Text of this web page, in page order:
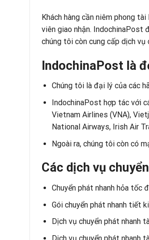
Khách hàng cần niêm phong
viên giao nhận. IndochinaPost
chúng tôi còn cung cấp dịch vụ
IndochinaPost là
Chúng tôi là đại lý của các
IndochinaPost hợp tác với
Vietnam Airlines (VNA),
National Airways, Irish Air
Ngoài ra, chúng tôi còn có
Các dịch vụ
Chuyển phát nhanh hỏa tốc
Gói chuyển phát nhanh tiết
Dịch vụ chuyển phát nhanh